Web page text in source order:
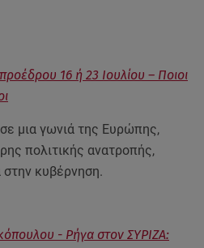
16 ή 23 Ιουλίου – Ποιοι
μια γωνιά της Ευρώπης,
πολιτικής ανατροπής,
κυβέρνηση.
- Ρήγα στον ΣΥΡΙΖΑ: